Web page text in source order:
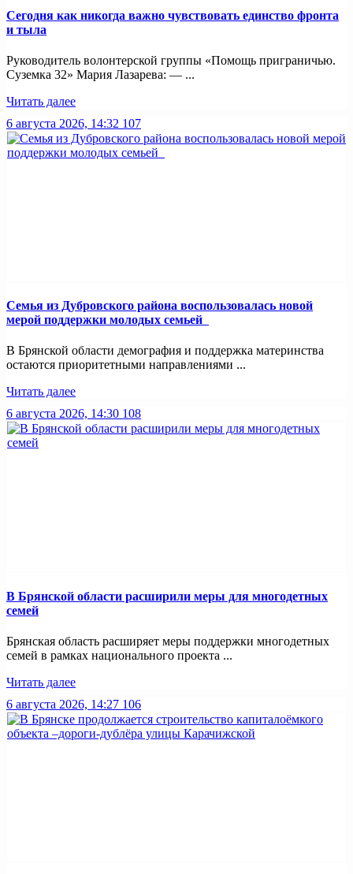
Сегодня как никогда важно чувствовать единство фронта
и тыла
Руководитель волонтерской группы «Помощь приграничью.
Суземка 32» Мария Лазарева: — ...
Читать далее
6 августа 2026, 14:32 107
Семья из Дубровского района воспользовалась новой
мерой поддержки молодых семьей
В Брянской области демография и поддержка материнства
остаются приоритетными направлениями ...
Читать далее
6 августа 2026, 14:30 108
В Брянской области расширили меры для многодетных
семей
Брянская область расширяет меры поддержки многодетных
семей в рамках национального проекта ...
Читать далее
6 августа 2026, 14:27 106